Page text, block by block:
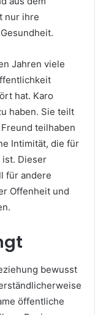
nur ihre
Jahren viele
hat. Karo
haben. Sie teilt
teilhaben
Intimität, die für
Dieser
für andere
Offenheit und
bewusst
öffentliche